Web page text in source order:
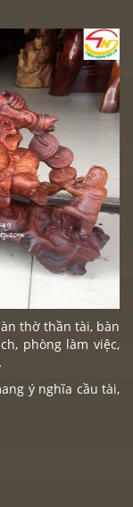
thờ thần tài, bàn
phòng làm việc,
ý nghĩa cầu tài,